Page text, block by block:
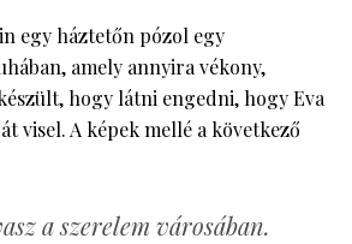
egy háztetőn pózol egy
amely annyira vékony,
hogy látni engedni, hogy Eva
visel. A képek mellé a következő
a szerelem városában.